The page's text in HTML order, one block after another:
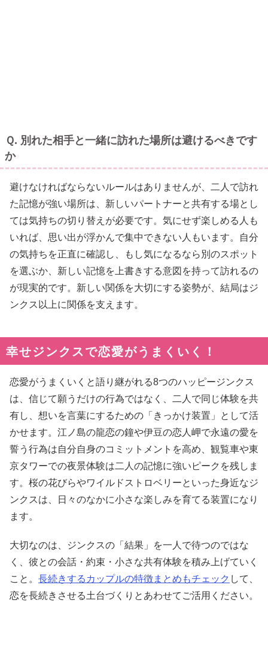
Ｑ. 別れた相手と一緒に訪れた場所は避けるべきです
か
避けなければならないルールはありませんが、二人で訪れ
た記憶が強い場所は、新しいパートナーと共有する場とし
ては気持ちの切り替えが必要です。気にせず楽しめる人も
いれば、思い出が浮かんで集中できない人もいます。自分
の気持ちを正直に確認し、もし気になるなら別のスポット
を選ぶか、新しい記憶を上書きする意図を持って訪れるの
が現実的です。新しい関係を大切にする姿勢が、結局はジ
ンクス以上に関係を支えます。
幸せジンクスで恋愛がうまくいく！
恋愛がうまくいくと語り継がれる8つのハッピージンクス
は、信じて願うだけの行為ではなく、二人で同じ体験を共
有し、想いを言葉にするための「きっかけ装置」として活
かせます。江ノ島の龍恋の鐘や伊豆の恋人岬で永遠の愛を
誓う行為は自分自身のコミットメントを高め、観覧車や東
京タワーでの夜景体験は二人の記憶に強いピークを残しま
す。桜の花びらやワイルドストロベリーといった身近なジ
ンクスは、日々のなかに小さな楽しみを育てる装置になり
ます。
大切なのは、ジンクスの「結果」を一人で待つのではな
く、彼との会話・約束・小さな共有体験を積み上げていく
こと。 長続きするカップルの特徴まとめもチェック して、
恋を長続きさせる土台づくりとあわせてご活用ください。